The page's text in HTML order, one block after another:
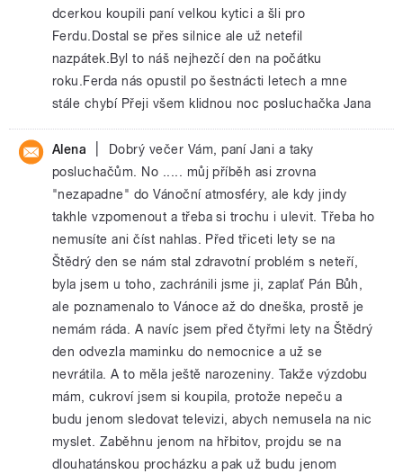
dcerkou koupili paní velkou kytici a šli pro
Ferdu.Dostal se přes silnice ale už netefil
nazpátek.Byl to náš nejhezčí den na počátku
roku.Ferda nás opustil po šestnácti letech a mne
stále chybí Přeji všem klidnou noc posluchačka Jana
Alena
Dobrý večer Vám, paní Jani a taky
posluchačům. No ..... můj příběh asi zrovna
"nezapadne" do Vánoční atmosféry, ale kdy jindy
takhle vzpomenout a třeba si trochu i ulevit. Třeba ho
nemusíte ani číst nahlas. Před třiceti lety se na
Štědrý den se nám stal zdravotní problém s neteří,
byla jsem u toho, zachránili jsme ji, zaplať Pán Bůh,
ale poznamenalo to Vánoce až do dneška, prostě je
nemám ráda. A navíc jsem před čtyřmi lety na Štědrý
den odvezla maminku do nemocnice a už se
nevrátila. A to měla ještě narozeniny. Takže výzdobu
mám, cukroví jsem si koupila, protože nepeču a
budu jenom sledovat televizi, abych nemusela na nic
myslet. Zaběhnu jenom na hřbitov, projdu se na
dlouhatánskou procházku a pak už budu jenom